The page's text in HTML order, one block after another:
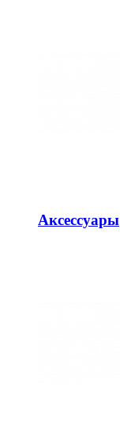
Аксессуары